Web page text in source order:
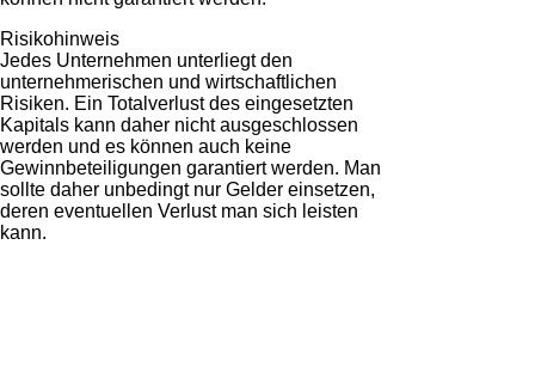
Risikohinweis
Jedes Unternehmen unterliegt den
unternehmerischen und wirtschaftlichen
Risiken. Ein Totalverlust des eingesetzten
Kapitals kann daher nicht ausgeschlossen
werden und es können auch keine
Gewinnbeteiligungen garantiert werden. Man
sollte daher unbedingt nur Gelder einsetzen,
deren eventuellen Verlust man sich leisten
kann.